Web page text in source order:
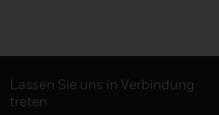
Lassen Sie uns in Verbindung
treten